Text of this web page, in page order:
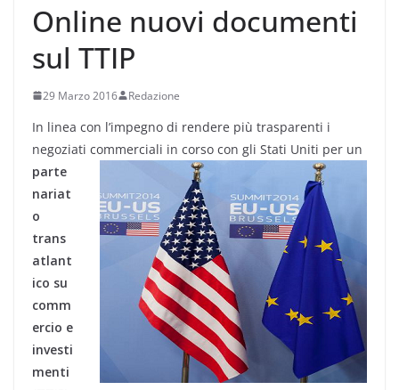
Online nuovi documenti
sul TTIP
29 Marzo 2016 Redazione
In linea con l’impegno di rendere più trasparenti i
negoziati commerciali in corso con gli Stati Uniti per un
parte
nariat
o
trans
atlant
ico su
comm
ercio e
investi
menti